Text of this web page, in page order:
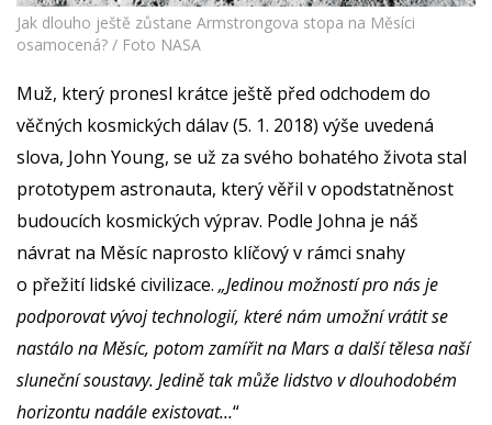
Jak dlouho ještě zůstane Armstrongova stopa na Měsíci
osamocená? / Foto NASA
Muž, který pronesl krátce ještě před odchodem do
věčných kosmických dálav (5. 1. 2018) výše uvedená
slova, John Young, se už za svého bohatého života stal
prototypem astronauta, který věřil v opodstatněnost
budoucích kosmických výprav. Podle Johna je náš
návrat na Měsíc naprosto klíčový v rámci snahy
o přežití lidské civilizace. „Jedinou možností pro nás je
podporovat vývoj technologií, které nám umožní vrátit se
nastálo na Měsíc, potom zamířit na Mars a další tělesa naší
sluneční soustavy. Jedině tak může lidstvo v dlouhodobém
horizontu nadále existovat…“